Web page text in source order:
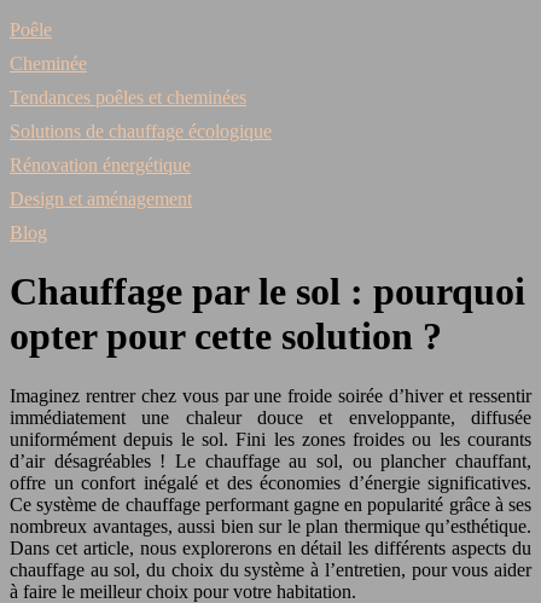
Poêle
Cheminée
Tendances poêles et cheminées
Solutions de chauffage écologique
Rénovation énergétique
Design et aménagement
Blog
Chauffage par le sol : pourquoi
opter pour cette solution ?
Imaginez rentrer chez vous par une froide soirée d’hiver et ressentir
immédiatement une chaleur douce et enveloppante, diffusée
uniformément depuis le sol. Fini les zones froides ou les courants
d’air désagréables ! Le chauffage au sol, ou plancher chauffant,
offre un confort inégalé et des économies d’énergie significatives.
Ce système de chauffage performant gagne en popularité grâce à ses
nombreux avantages, aussi bien sur le plan thermique qu’esthétique.
Dans cet article, nous explorerons en détail les différents aspects du
chauffage au sol, du choix du système à l’entretien, pour vous aider
à faire le meilleur choix pour votre habitation.